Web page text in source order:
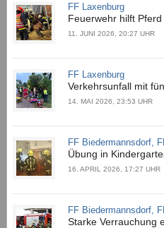
FF Laxenburg
Feuerwehr hilft Pferd
11. JUNI 2026, 20:27 UHR
FF Laxenburg
Verkehrsunfall mit
14. MAI 2026, 23:53 UHR
FF Biedermannsdorf,
Übung in
16. APRIL 2026, 17:27 UHR
FF Biedermannsdorf,
Starke Verrauchung